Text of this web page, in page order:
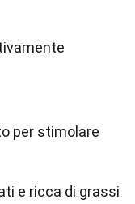
per stimolare
e ricca di grassi